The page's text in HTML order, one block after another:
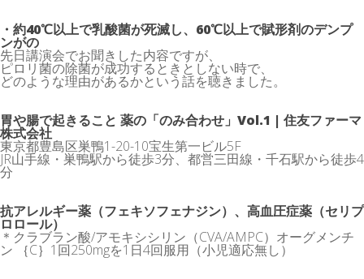
・約40℃以上で乳酸菌が死滅し、60℃以上で賦形剤のデンプ
ンがの
先日講演会でお聞きした内容ですが、
ピロリ菌の除菌が成功するときとしない時で、
どのような理由があるかという話を聴きました。
胃や腸で起きること 薬の「のみ合わせ」Vol.1 | 住友ファーマ
株式会社
東京都豊島区巣鴨1-20-10宝生第一ビル5F
JR山手線・巣鴨駅から徒歩3分、都営三田線・千石駅から徒歩4
分
抗アレルギー薬（フェキソフェナジン）、高血圧症薬（セリプ
ロロール）
＊クラブラン酸/アモキシシリン（CVA/AMPC）オーグメンチ
ン ｛C｝1回250mgを1日4回服用（小児適応無し）